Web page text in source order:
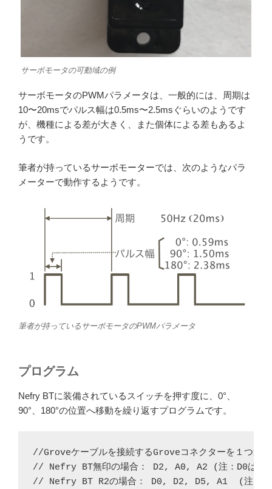
サーボモータの可動域の例
サーボモータのPWMパラメータは、一般的には、周期は
10〜20msでパルス幅は0.5ms〜2.5msぐらいのようです
が、機種による差が大きく、また個体による差もあるよ
うです。
筆者が持っているサーボモーターでは、次のようなパラ
メーターで動作するようです。
筆者が持っているサーボモータのPWMパラメータ
プログラム
Nefry BTに装備されているスイッチを押す度に、0°、
90°、180°の位置へ移動を繰り返すプログラムです。
//Groveケーブルを接続するGroveコネクターを１つ選
// Nefry BT無印の場合： D2, A0, A2 (注：D0は使
// Nefry BT R2の場合： D0, D2, D5, A1  (注：A0